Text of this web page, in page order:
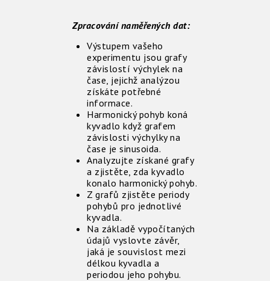
Zpracování naměřených dat:
Výstupem vašeho
experimentu jsou grafy
závislostí výchylek na
čase, jejichž analýzou
získáte potřebné
informace.
Harmonický pohyb koná
kyvadlo když grafem
závislosti výchylky na
čase je sinusoida.
Analyzujte získané grafy
a zjistěte, zda kyvadlo
konalo harmonický pohyb.
Z grafů zjistěte periody
pohybů pro jednotlivé
kyvadla.
Na základě vypočítaných
údajů vyslovte závěr,
jaká je souvislost mezi
délkou kyvadla a
periodou jeho pohybu.